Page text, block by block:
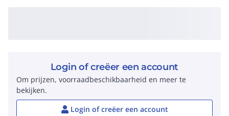
Login of creëer een account
Om prijzen, voorraadbeschikbaarheid en meer te
bekijken.
Login of creëer een account